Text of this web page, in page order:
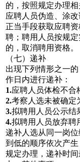
的，按照规定办理相
应聘人员伪造、涂
正当手段获取应聘
聘；聘用人员按规
的，取消聘用资格。
（七）递补
出现下列情形之一
作日内进行递补：
1.应聘人员体检不合
2.考察人选未被确定
3.拟聘用人员公示结
4.拟聘用人员放弃聘
递补人选从同一岗
到低的顺序依次产
规定办理，递补时间